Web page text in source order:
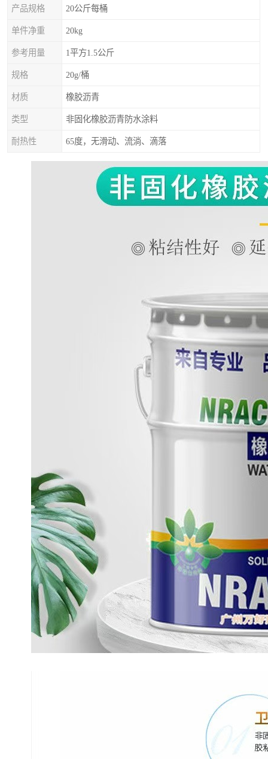
产品规格 20公斤每桶
单件净重 20kg
参考用量 1平方1.5公斤
规格 20g/桶
材质 橡胶沥青
类型 非固化橡胶沥青防水涂料
耐热性 65度，无滑动、流淌、滴落